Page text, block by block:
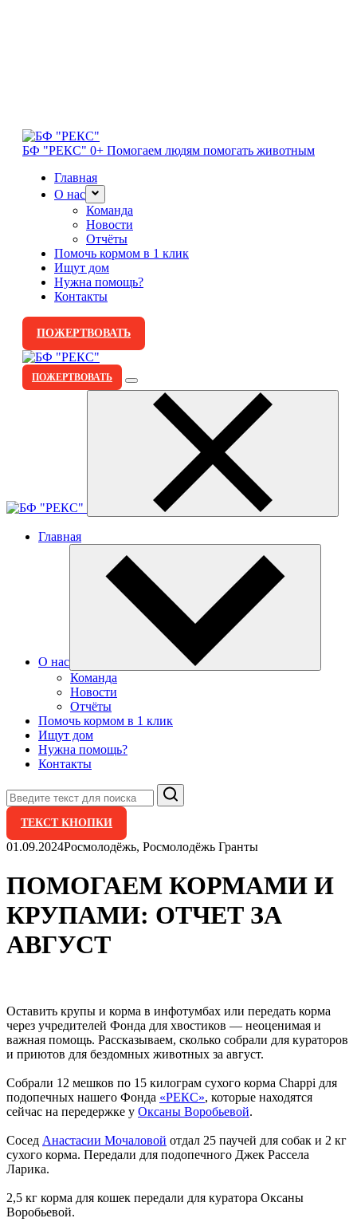
БФ "РЕКС" 0+ Помогаем людям помогать животным
Главная
О нас
Команда
Новости
Отчёты
Помочь кормом в 1 клик
Ищут дом
Нужна помощь?
Контакты
ПОЖЕРТВОВАТЬ
ПОЖЕРТВОВАТЬ
Главная
О нас
Команда
Новости
Отчёты
Помочь кормом в 1 клик
Ищут дом
Нужна помощь?
Контакты
Поиск
ТЕКСТ КНОПКИ
01.09.2024Росмолодёжь, Росмолодёжь Гранты
ПОМОГАЕМ КОРМАМИ И
КРУПАМИ: ОТЧЕТ ЗА
АВГУСТ
Оставить крупы и корма в инфотумбах или передать корма
через учредителей Фонда для хвостиков — неоценимая и
важная помощь. Рассказываем, сколько собрали для кураторов
и приютов для бездомных животных за август.
Собрали 12 мешков по 15 килограм сухого корма Chappi для
подопечных нашего Фонда «РЕКС», которые находятся
сейчас на передержке у Оксаны Воробьевой.
Сосед Анастасии Мочаловой отдал 25 паучей для собак и 2 кг
сухого корма. Передали для подопечного Джек Рассела
Ларика.
2,5 кг корма для кошек передали для куратора Оксаны
Воробьевой.